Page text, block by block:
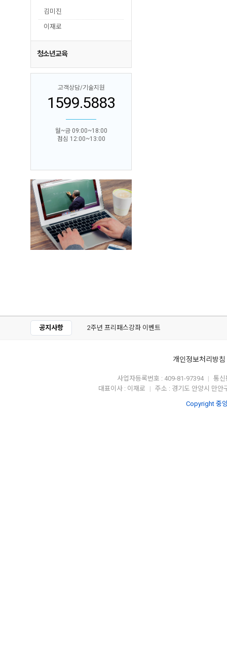
김미진
이재로
청소년교육
고객상담/기술지원
1599.5883
월~금 09:00~18:00
점심 12:00~13:00
공지사항 성폭력예방교육강사 수강하세요
개인정보처리방침
사업자등록번호 : 409-81-97394 | 통
대표이사 : 이재로 | 주소 : 경기도 안양시 만
Copyright 중